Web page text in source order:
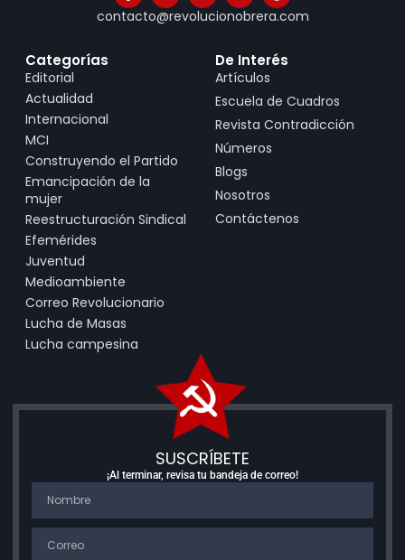
contacto@revolucionobrera.com
Categorías
Editorial
Actualidad
Internacional
MCI
Construyendo el Partido
Emancipación de la
mujer
Reestructuración Sindical
Efemérides
Juventud
Medioambiente
Correo Revolucionario
Lucha de Masas
Lucha campesina
De Interés
Artículos
Escuela de Cuadros
Revista Contradicción
Números
Blogs
Nosotros
Contáctenos
SUSCRÍBETE
¡Al terminar, revisa tu bandeja de correo!